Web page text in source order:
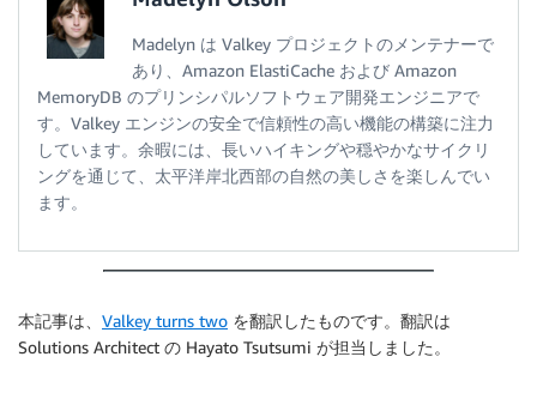
Madelyn は Valkey プロジェクトのメンテナーで
あり、Amazon ElastiCache および Amazon
MemoryDB のプリンシパルソフトウェア開発エンジニアで
す。Valkey エンジンの安全で信頼性の高い機能の構築に注力
しています。余暇には、長いハイキングや穏やかなサイクリ
ングを通じて、太平洋岸北西部の自然の美しさを楽しんでい
ます。
本記事は、 Valkey turns two を翻訳したものです。翻訳は
Solutions Architect の Hayato Tsutsumi が担当しました。